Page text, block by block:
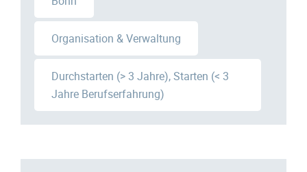
Organisation & Verwaltung
Durchstarten (> 3 Jahre), Starten (< 3
Jahre Berufserfahrung)